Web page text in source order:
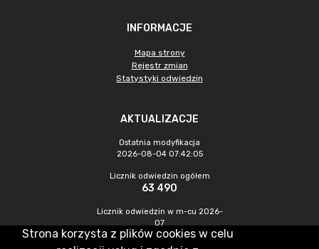
INFORMACJE
Mapa strony
Rejestr zmian
Statystyki odwiedzin
AKTUALIZACJE
Ostatnia modyfikacja
2026-08-04 07:42:05
Licznik odwiedzin ogółem
63 490
Licznik odwiedzin w m-cu 2026-
07
604
Strona korzysta z plików cookies w celu